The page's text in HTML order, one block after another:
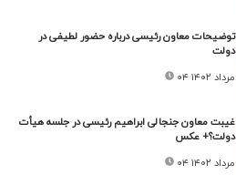
توضیحات معاون رئیسی درباره حضور لطیفی در
دولت
۰۴ مرداد ۱۴۰۲
غیبت معاون جنجالی ابراهیم رئیسی در جلسه هیأت
دولت؟+ عکس
۰۴ مرداد ۱۴۰۲